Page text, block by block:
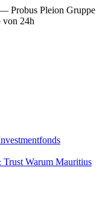
Probus Pleion Gruppe
von 24h
Trust Warum Mauritius